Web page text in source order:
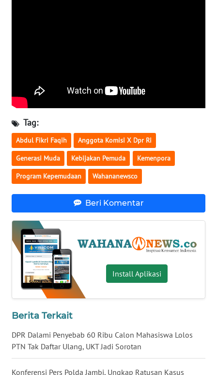
Tag:
Abdul Fikri Faqih Anggota Komisi X Dpr Ri
Generasi Muda Kebijakan Pemuda Kemenpora
Program Kepemudaan Wahananewsco
Beri Komentar
Install Aplikasi
Berita Terkait
DPR Dalami Penyebab 60 Ribu Calon Mahasiswa Lolos
PTN Tak Daftar Ulang, UKT Jadi Sorotan
Konferensi Pers Polda Jambi, Ungkap Ratusan Kasus
SULTENG
WN
SULBAR
WN
BABEL
WN
SUMSEL
WN
BENGKULU
WN
WN
JATENG